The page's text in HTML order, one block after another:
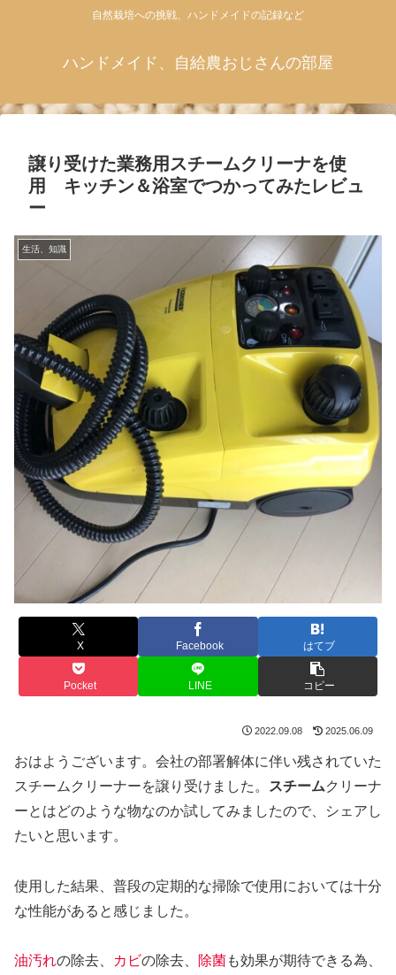
自然栽培への挑戦、ハンドメイドの記録など
ハンドメイド、自給農おじさんの部屋
譲り受けた業務用スチームクリーナを使
用 キッチン＆浴室でつかってみたレビュ
ー
生活、知識
X Facebook はてブ
Pocket LINE コピー
2022.09.08 2025.06.09
おはようございます。会社の部署解体に伴い残されていた
スチームクリーナーを譲り受けました。
スチームクリーナ
ーとはどのような物なのか試してみましたので、シェアし
たいと思います。
使用した結果、普段の定期的な掃除で使用においては十分
な性能があると感じました。
油汚れの除去、 カビの除去、 除菌も効果が期待できる為、